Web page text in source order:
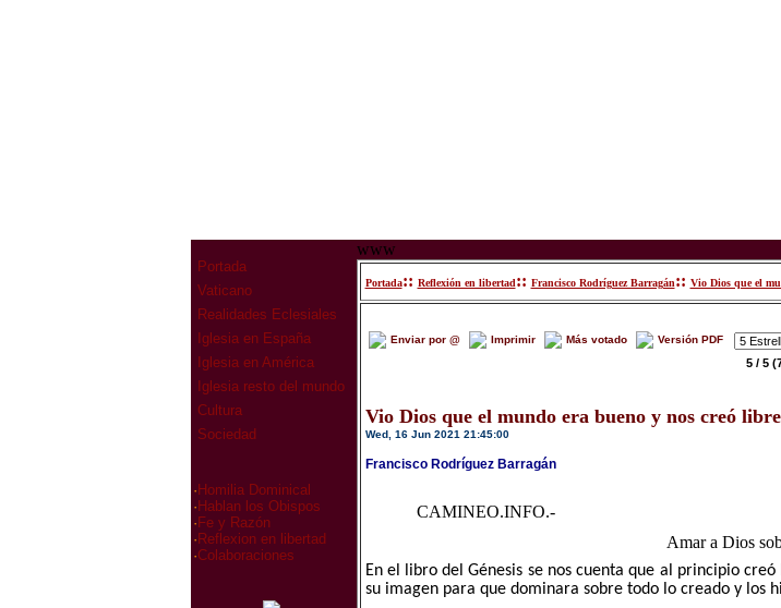
Portada
Vaticano
Realidades Eclesiales
Iglesia en España
Iglesia en América
Iglesia resto del mundo
Cultura
Sociedad
· Homilia Dominical
· Hablan los Obispos
· Fe y Razón
· Reflexion en libertad
·Colaboraciones
www
Portada:: Reflexión en libertad:: Francisco Rodríguez Barragán:: Vio Dios que el
Enviar por @ Imprimir Más votado Versión PDF
5 / 5
Vio Dios que el mundo era bueno y nos creó
Wed, 16 Jun 2021 21:45:00
Francisco Rodríguez Barragán
CAMINEO.INFO.-
Amar a Dios
En el libro del Génesis se nos cuenta que al principio
su imagen para que dominara sobre todo lo creado y los